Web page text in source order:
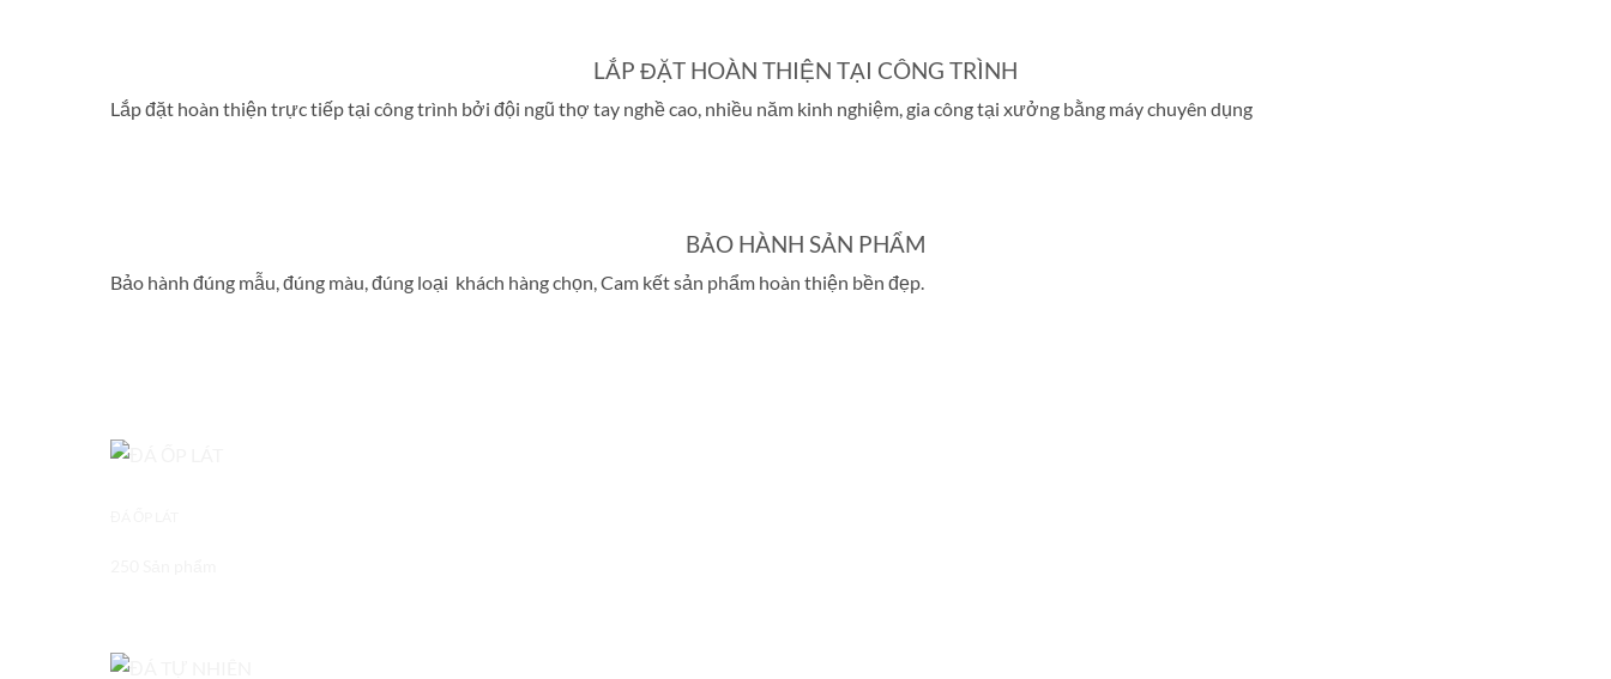
LẮP ĐẶT HOÀN THIỆN TẠI CÔNG TRÌNH
Lắp đặt hoàn thiện trực tiếp tại công trình bởi đội ngũ thợ tay nghề cao, nhiều năm kinh nghiệm, gia công tại xưởng bằng máy chuyên dụng
BẢO HÀNH SẢN PHẨM
Bảo hành đúng mẫu, đúng màu, đúng loại khách hàng chọn, Cam kết sản phẩm hoàn thiện bền đẹp.